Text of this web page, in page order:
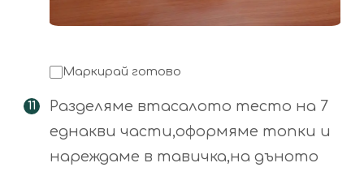
Маркирай готово
Разделяме втасалото тесто на 7
еднакви части,оформяме топки и
нареждаме в тавичка,на дъното